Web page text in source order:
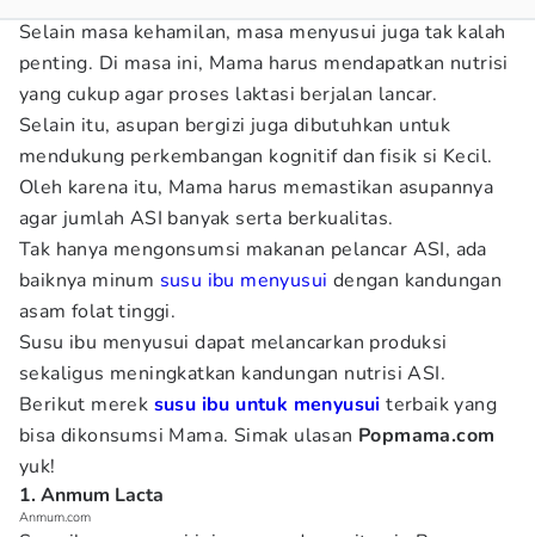
Selain masa kehamilan, masa menyusui juga tak kalah
penting. Di masa ini, Mama harus mendapatkan nutrisi
yang cukup agar proses laktasi berjalan lancar.
Selain itu, asupan bergizi juga dibutuhkan untuk
mendukung perkembangan kognitif dan fisik si Kecil.
Oleh karena itu, Mama harus memastikan asupannya
agar jumlah ASI banyak serta berkualitas.
Tak hanya mengonsumsi makanan pelancar ASI, ada
baiknya minum susu ibu menyusui dengan kandungan
asam folat tinggi.
Susu ibu menyusui dapat melancarkan produksi
sekaligus meningkatkan kandungan nutrisi ASI.
Berikut merek susu ibu untuk menyusui terbaik yang
bisa dikonsumsi Mama. Simak ulasan Popmama.com
yuk!
1. Anmum Lacta
Anmum.com